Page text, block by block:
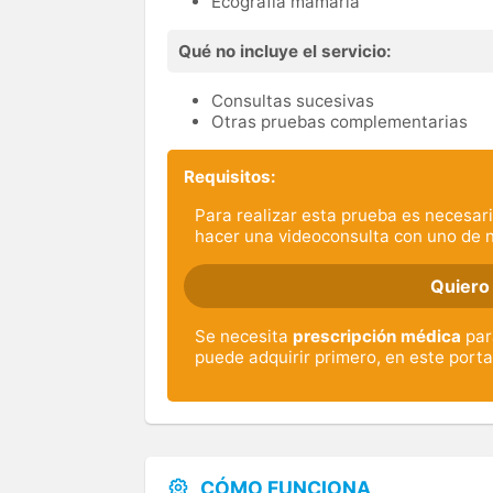
Qué no incluye el servicio:
Consultas sucesivas
Otras pruebas complementarias
Requisitos:
Para realizar esta prueba es
hacer una videoconsulta con uno de
Se necesita prescripción médica
puede adquirir primero, en este